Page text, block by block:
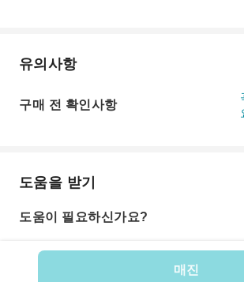
매진
유의사항
구매 전 확인사항
도움을 받기
도움이 필요하신가요?